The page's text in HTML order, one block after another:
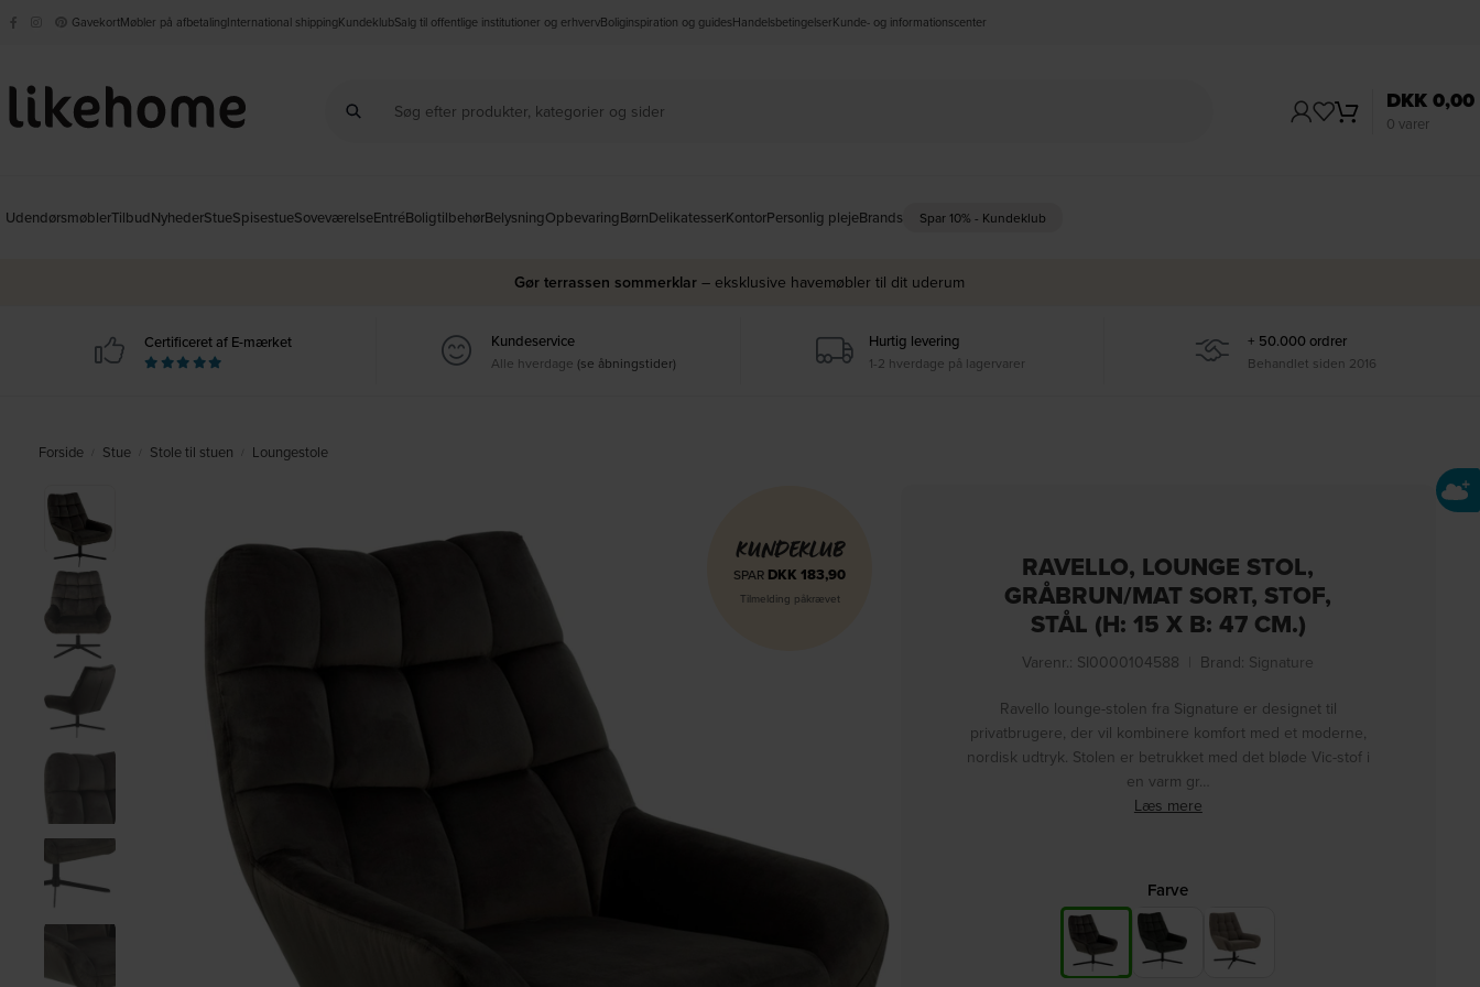
GavekortMøbler på afbetalingInternational shippingKundeklubSalg til offentlige institutioner og erhvervBoliginspiration og guidesHandelsbetingelserKunde- og informationscenter
0 varer
DKK0,00
UdendørsmøblerTilbudNyhederStueSpisestueSoveværelseEntréBoligtilbehørBelysningOpbevaringBørnDelikatesserKontorPersonlig plejeBrands Spar 10% - Kundeklub
Gør terrassen sommerklar – eksklusive havemøbler til dit uderum
Certificeret af E-mærket Kundeservice
Alle hverdage (se åbningstider)
Hurtig levering
1-2 hverdage på lagervarer
+ 50.000 ordrer
Behandlet siden 2016
Forside Stue Stole til stuen Loungestole
KUNDEKLUB
SPAR DKK 183,90
Tilmelding påkrævet
RAVELLO, LOUNGE STOL,
GRÅBRUN/MAT SORT, STOF,
STÅL (H: 15 X B: 47 CM.)
Varenr.: SI0000104588 Brand: Signature
Ravello lounge-stolen fra Signature er designet til
privatbrugere, der vil kombinere komfort med et moderne,
nordisk udtryk. Stolen er betrukket med det bløde Vic-stof i
en varm gr…
Læs mere
Farve